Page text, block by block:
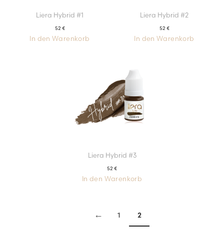
Liera Hybrid #1
52 €
In den Warenkorb
Liera Hybrid #2
52 €
In den Warenkorb
Liera Hybrid #3
52 €
In den Warenkorb
← 1 2